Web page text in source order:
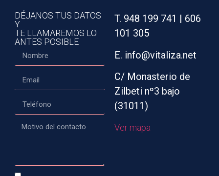
DÉJANOS TUS DATOS
Y
TE LLAMAREMOS LO
ANTES POSIBLE
T. 948 199 741 | 606
101 305
E. info@vitaliza.net
C/ Monasterio de
Zilbeti nº3 bajo
(31011)
Ver mapa